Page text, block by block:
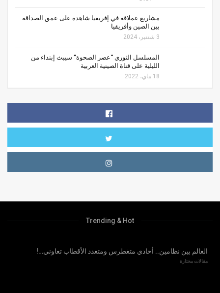
مشاريع عملاقة في إفريقيا شاهدة على عمق الصداقة
بين الصين وأفريقيا
3 شتنبر، 2024
المسلسل الثوري “عصر الصحوة” سيبث إبتداء من
الليلية على قناة الصينية العربية
18 ماي، 2022
Trending & Hot
العالم بين نظامين.. أحادي متغطرس ومتعدد الأقطاب تعاوني…!
مقالات مختارة